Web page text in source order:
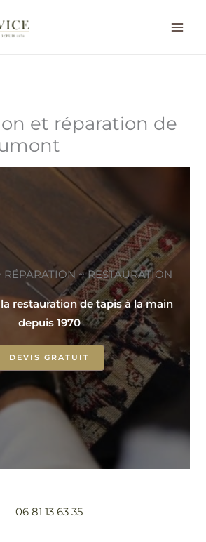
et réparation de
RÉPARATION ~ RESTAURATION
restauration de tapis à la main
depuis 1970
DEVIS GRATUIT
06 81 13 63 35